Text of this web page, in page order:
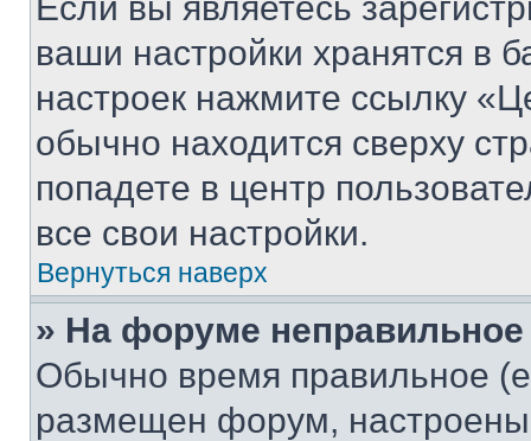
ваши настройки хранятся в
настроек нажмите ссылку
обычно находится сверху
попадете в центр
все свои настройки.
Вернуться наверх
» На форуме
Обычно время правильное
размещен форум, настроены